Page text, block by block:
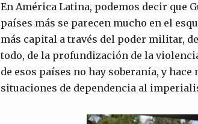
En América Latina, podemos decir que
países más se parecen mucho en el
más capital a través del poder militar,
todo, de la profundización de la
de esos países no hay soberanía, y
situaciones de dependencia al